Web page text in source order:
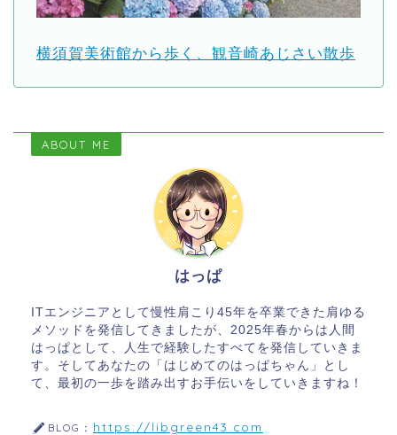
横須賀美術館から歩く、観音崎あじさい散歩
ABOUT ME
はっぱ
ITエンジニアとして慢性肩こり45年を卒業できた肩ゆる
メソッドを発信してきましたが、2025年春からは人間
はっぱとして、人生で経験したすべてを発信していきま
す。そしてあなたの「はじめてのはっぱちゃん」とし
て、最初の一歩を踏み出すお手伝いをしていきますね！
BLOG： https://libgreen43.com